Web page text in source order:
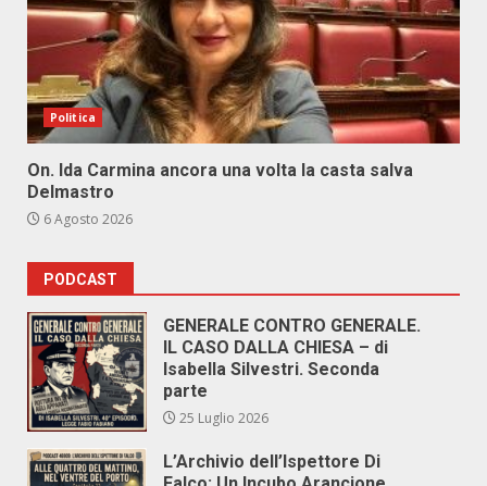
Politica
On. Ida Carmina ancora una volta la casta salva
Delmastro
6 Agosto 2026
PODCAST
GENERALE CONTRO GENERALE.
IL CASO DALLA CHIESA – di
Isabella Silvestri. Seconda
parte
25 Luglio 2026
L’Archivio dell’Ispettore Di